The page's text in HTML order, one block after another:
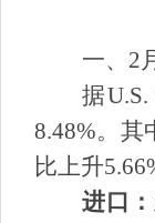
一、 2
据U.S.
8.48%。其
比上升
进口：